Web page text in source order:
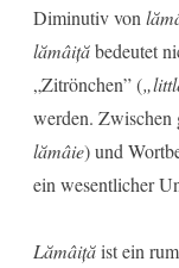
Diminutiv von
lămâițăbedeutet
„Zitrönchen” (
werden.
lămâie) und
ein wesentlicher
Lămâițăist ein